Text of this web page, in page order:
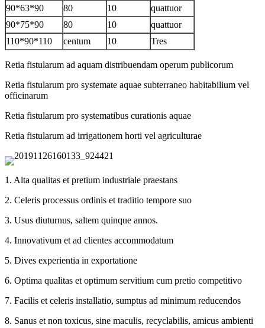
90*63*90 80 10
quattuor
90*75*90
80 10
quattuor
110*90*110
centum 10 Tres
Retia fistularum ad aquam distribuendam operum publicorum
Retia fistularum pro systemate aquae subterraneo habitabilium vel
officinarum
Retia fistularum pro systematibus curationis aquae
Retia fistularum ad irrigationem horti vel agriculturae
1. Alta qualitas et pretium industriale praestans
2. Celeris processus ordinis et traditio tempore suo
3. Usus diuturnus, saltem quinque annos.
4. Innovativum et ad clientes accommodatum
5. Dives experientia in exportatione
6. Optima qualitas et optimum servitium cum pretio competitivo
7. Facilis et celeris installatio, sumptus ad minimum reducendos
8. Sanus et non toxicus, sine maculis, recyclabilis, amicus ambienti